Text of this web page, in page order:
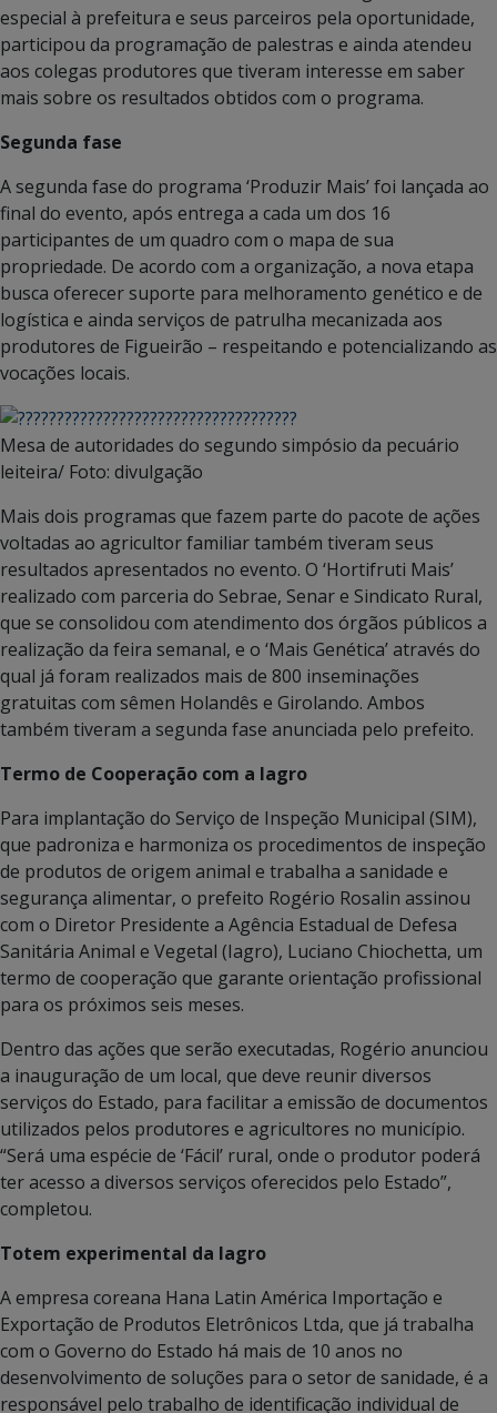
especial à prefeitura e seus parceiros pela oportunidade,
participou da programação de palestras e ainda atendeu
aos colegas produtores que tiveram interesse em saber
mais sobre os resultados obtidos com o programa.
Segunda fase
A segunda fase do programa ‘Produzir Mais’ foi lançada ao
final do evento, após entrega a cada um dos 16
participantes de um quadro com o mapa de sua
propriedade. De acordo com a organização, a nova etapa
busca oferecer suporte para melhoramento genético e de
logística e ainda serviços de patrulha mecanizada aos
produtores de Figueirão – respeitando e potencializando as
vocações locais.
Mesa de autoridades do segundo simpósio da pecuário
leiteira/ Foto: divulgação
Mais dois programas que fazem parte do pacote de ações
voltadas ao agricultor familiar também tiveram seus
resultados apresentados no evento. O ‘Hortifruti Mais’
realizado com parceria do Sebrae, Senar e Sindicato Rural,
que se consolidou com atendimento dos órgãos públicos a
realização da feira semanal, e o ‘Mais Genética’ através do
qual já foram realizados mais de 800 inseminações
gratuitas com sêmen Holandês e Girolando. Ambos
também tiveram a segunda fase anunciada pelo prefeito.
Termo de Cooperação com a Iagro
Para implantação do Serviço de Inspeção Municipal (SIM),
que padroniza e harmoniza os procedimentos de inspeção
de produtos de origem animal e trabalha a sanidade e
segurança alimentar, o prefeito Rogério Rosalin assinou
com o Diretor Presidente a Agência Estadual de Defesa
Sanitária Animal e Vegetal (Iagro), Luciano Chiochetta, um
termo de cooperação que garante orientação profissional
para os próximos seis meses.
Dentro das ações que serão executadas, Rogério anunciou
a inauguração de um local, que deve reunir diversos
serviços do Estado, para facilitar a emissão de documentos
utilizados pelos produtores e agricultores no município.
“Será uma espécie de ‘Fácil’ rural, onde o produtor poderá
ter acesso a diversos serviços oferecidos pelo Estado”,
completou.
Totem experimental da Iagro
A empresa coreana Hana Latin América Importação e
Exportação de Produtos Eletrônicos Ltda, que já trabalha
com o Governo do Estado há mais de 10 anos no
desenvolvimento de soluções para o setor de sanidade, é a
responsável pelo trabalho de identificação individual de